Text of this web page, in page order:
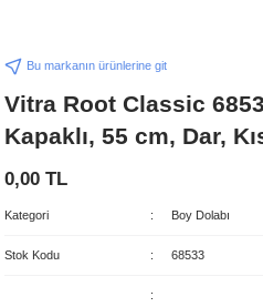
Bu markanın ürünlerine git
Vitra Root Classic
Kapaklı, 55 cm, Dar,
0,00 TL
Kategori Boy Dolabı
Stok Kodu 68533